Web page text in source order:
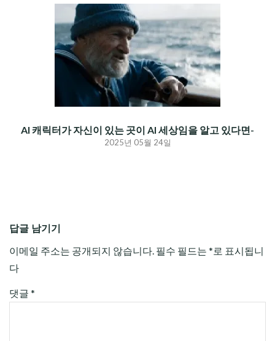
AI 캐릭터가 자신이 있는 곳이 AI 세상임을 알고 있다면-
2025년 05월 24일
답글 남기기
이메일 주소는 공개되지 않습니다. 필수 필드는 * 로 표시됩니
다
댓글 *